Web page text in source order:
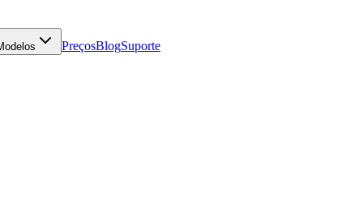
PreçosBlogSuporte